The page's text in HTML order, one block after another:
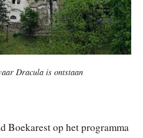
Dracula is ontstaan
Boekarest op het programma